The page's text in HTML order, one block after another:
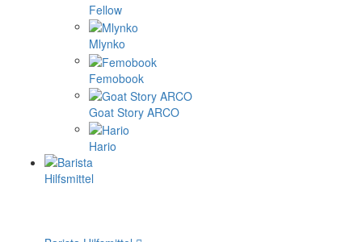
Fellow
Mlynko
Femobook
Goat Story ARCO
Hario